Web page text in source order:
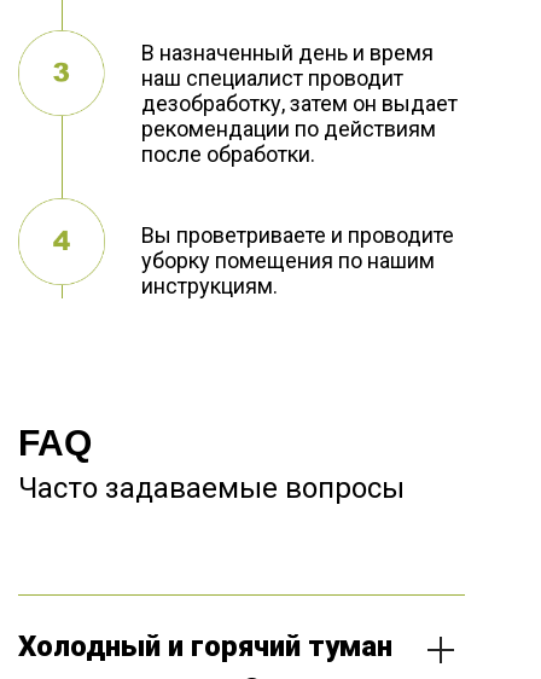
В назначенный день и время
наш специалист проводит
дезобработку, затем он выдает
рекомендации по действиям
после обработки.
Вы проветриваете и проводите
уборку помещения по нашим
инструкциям.
FAQ
Часто задаваемые вопросы
Холодный и горячий туман